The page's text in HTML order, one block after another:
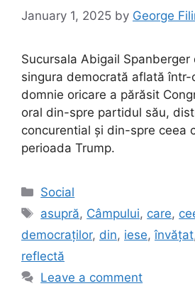
January 1, 2025 by George
Sucursala Abigail Spanberger
singura democrată aflată într-
domnie oricare a părăsit
oral din-spre partidul său,
concurential și din-spre ceea
perioada Trump.
Categories
Social
Tags
asupră, Câmpului, care,
democraților, din, iese,învățat
reflectă
Leave a comment